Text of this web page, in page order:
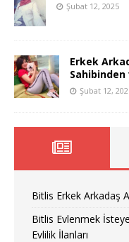
Şubat 12, 2025
Erkek
Şubat 12,
Bitlis Erkek Arkadaş
Bitlis Evlenmek
Evlilik İlanları